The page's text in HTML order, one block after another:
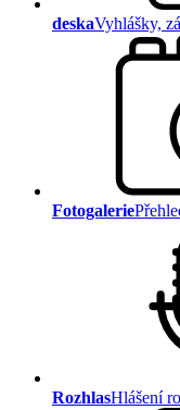
deskaVyhlášky,
Fotogalerie
RozhlasHlášení